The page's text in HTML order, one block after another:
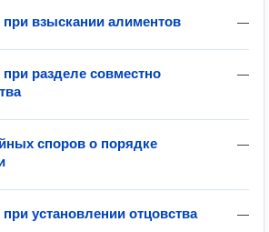
—
взыскании алиментов
—
разделе совместно
—
споров о порядке
—
установлении отцовства